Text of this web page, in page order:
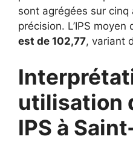
sont agrégées sur cinq
précision. L’IPS
est de 102,77, variant
utilisation
IPS à